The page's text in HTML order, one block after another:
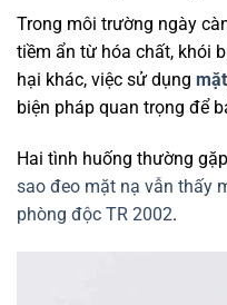
Trong môi trường ngày
tiềm ẩn từ hóa chất, khói
hại khác, việc sử dụng
biện pháp quan trọng để
Hai tình huống thường
sao đeo mặt nạ vẫn thấy
phòng độc TR 2002.